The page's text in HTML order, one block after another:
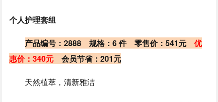
个人护理套组
产品编号：2888 规格：6 件 零售价：541元优
惠价：340元 会员节省：201元
天然植萃，清新雅洁